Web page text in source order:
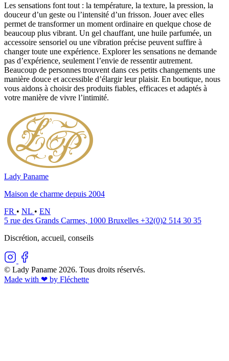
Les sensations font tout : la température, la texture, la pression, la
douceur d’un geste ou l’intensité d’un frisson. Jouer avec elles
permet de transformer un moment ordinaire en quelque chose de
beaucoup plus vibrant. Un gel chauffant, une huile parfumée, un
accessoire sensoriel ou une vibration précise peuvent suffire à
changer toute une expérience. Explorer les sensations ne demande
pas d’expérience, seulement l’envie de ressentir autrement.
Beaucoup de personnes trouvent dans ces petits changements une
manière douce et accessible d’élargir leur plaisir. En boutique, nous
vous aidons à choisir des produits fiables, efficaces et adaptés à
votre manière de vivre l’intimité.
Lady Paname
Maison de charme depuis 2004
FR • NL • EN
5 rue des Grands Carmes, 1000 Bruxelles +32(0)2 514 30 35
Discrétion, accueil, conseils
© Lady Paname 2026. Tous droits réservés.
Made with ❤︎ by Fléchette